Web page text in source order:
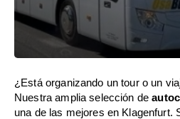
¿Está organizando un tour o un
Nuestra amplia selección de
una de las mejores en Klagenfurt.